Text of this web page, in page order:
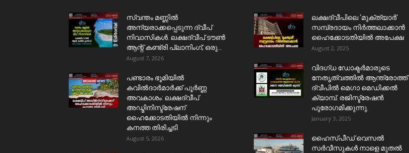
സ്വന്തം മണ്ണിൽ
അന്യരാക്കപ്പെടുന്ന ദ്വീപ്
നിവാസികൾ. ലക്ഷദ്വീപ് ടൗൺ
ആന്റ് കണ്ട്രി പ്ലാനിംഗ്; ഒരു...
August 7, 2026
പണ്ടാരം ഭൂമിയിൽ
കവിൽദാർമാർക്ക് പൂർണ്ണ
അവകാശം: ലക്ഷദ്വീപ്
അഡ്മിനിസ്ട്രേഷന്
ഹൈക്കോടതിയിൽ നിന്നും
കനത്ത തിരിച്ചടി
August 5, 2026
ലക്ഷദ്വീപിലെ ‘മുക്ത്യാർ’
സമ്പ്രദായം നിർത്തലാക്കാൻ
ഹൈക്കോടതിയിൽ അപേക്ഷ
August 2, 2025
വിദഗ്ധ ഡോക്ടർമാരുടെ
നേതൃത്വത്തിൽ ആന്ത്രോത്ത്
ദ്വീപിൽ മെഗാ മെഡിക്കൽ
ക്യാമ്പ്. രജിസ്ട്രേഷൻ
പുരോഗമിക്കുന്നു.
January 3, 2025
ഹൈസ്പീഡ് വെസൽ
സർവീസുകൾ നാളെ മുതൽ